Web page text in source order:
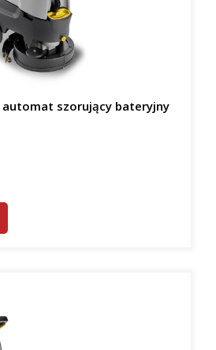
automat szorujący bateryjny